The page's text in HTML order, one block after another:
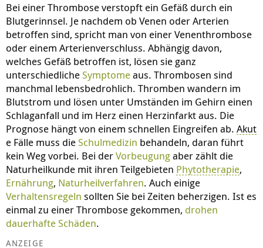
Bei einer Thrombose verstopft ein Gefäß durch ein
Blutgerinnsel. Je nachdem ob Venen oder Arterien
betroffen sind, spricht man von einer Venenthrombose
oder einem Arterienverschluss. Abhängig davon,
welches Gefäß betroffen ist, lösen sie ganz
unterschiedlicheSymptomeaus. Thrombosen sind
manchmal lebensbedrohlich. Thromben wandern im
Blutstrom und lösen unter Umständen im Gehirn einen
Schlaganfall und im Herz einen Herzinfarkt aus. Die
Prognose hängt von einem schnellen Eingreifen ab. Akut
e Fälle muss dieSchulmedizin behandeln, daran führt
kein Weg vorbei. Bei derVorbeugungaber zählt die
Naturheilkunde mit ihren Teilgebieten Phytotherapie,
Ernährung, Naturheilverfahren. Auch einige
Verhaltensregeln sollten Sie bei Zeiten beherzigen. Ist es
einmal zu einer Thrombose gekommen, drohen
dauerhafte Schäden.